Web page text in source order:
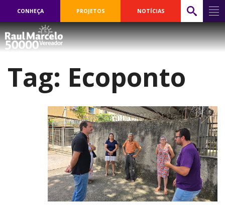
CONHEÇA PROJETOS NOTÍCIAS
Tag: Ecoponto